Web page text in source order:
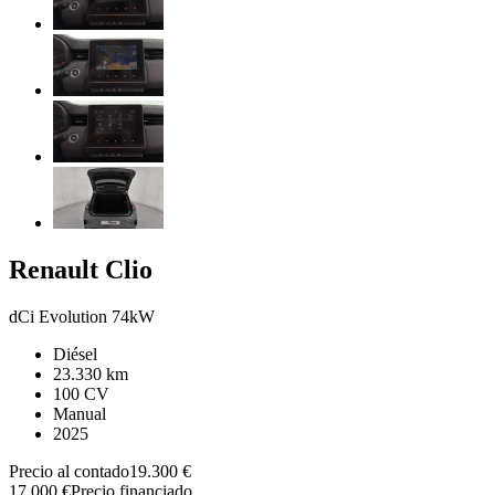
Renault Clio
dCi Evolution 74kW
Diésel
23.330 km
100 CV
Manual
2025
Precio al contado19.300 €
17.000 €Precio financiado